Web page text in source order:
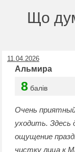
Що
11.04.2026
Альмира
8 балів
Очень
уходить. Здесь
ощущение
чистку лица к